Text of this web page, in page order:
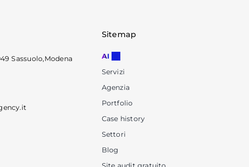
Sassuolo,Modena
Sitemap
AI
Servizi
Agenzia
Portfolio
Case history
Settori
Blog